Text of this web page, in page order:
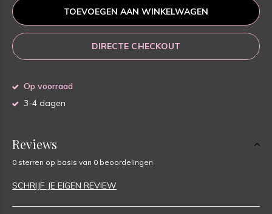
TOEVOEGEN AAN WINKELWAGEN
DIRECTE CHECKOUT
Op voorraad
3-4 dagen
Reviews
0 sterren op basis van 0 beoordelingen
SCHRIJF JE EIGEN REVIEW